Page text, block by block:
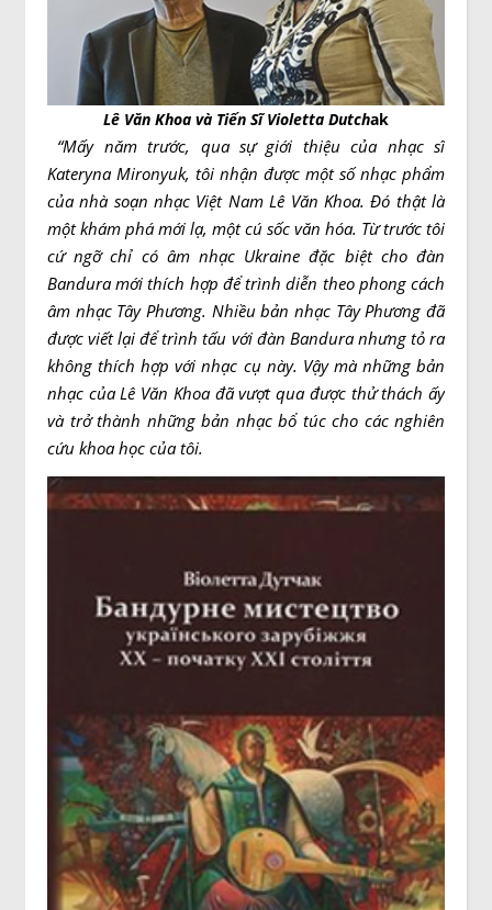
Lê Văn Khoa và Tiến Sĩ Violetta Dutchak
“Mấy năm trước, qua sự giới thiệu của nhạc sĩ
Kateryna Mironyuk, tôi nhận được một số nhạc phẩm
của nhà soạn nhạc Việt Nam Lê Văn Khoa. Đó thật là
một khám phá mới lạ, một cú sốc văn hóa. Từ trước tôi
cứ ngỡ chỉ có âm nhạc Ukraine đặc biệt cho đàn
Bandura mới thích hợp để trình diễn theo phong cách
âm nhạc Tây Phương. Nhiều bản nhạc Tây Phương đã
được viết lại để trình tấu với đàn Bandura nhưng tỏ ra
không thích hợp với nhạc cụ này. Vậy mà những bản
nhạc của Lê Văn Khoa đã vượt qua được thử thách ấy
và trở thành những bản nhạc bổ túc cho các nghiên
cứu khoa học của tôi.